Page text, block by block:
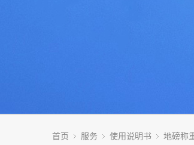
首页 服务 使用说明书 地磅称